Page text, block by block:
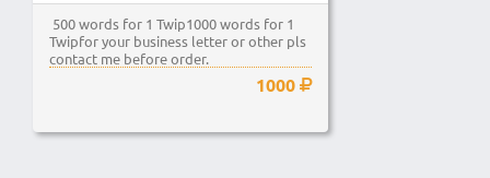
500 words for 1 Twip1000 words for 1
Twipfor your business letter or other pls
contact me before order.
1000